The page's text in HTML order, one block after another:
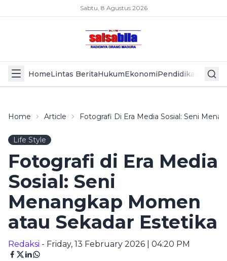
Sabtu, 8 Agustus 2026
HomeLintas BeritaHukumEkonomiPendidikan Politik
Home Article Fotografi Di Era Media Sosial: Seni
Life Style
Fotografi di Era Media
Sosial: Seni
Menangkap Momen
atau Sekadar Estetika
Redaksi - Friday, 13 February 2026 | 04:20 PM